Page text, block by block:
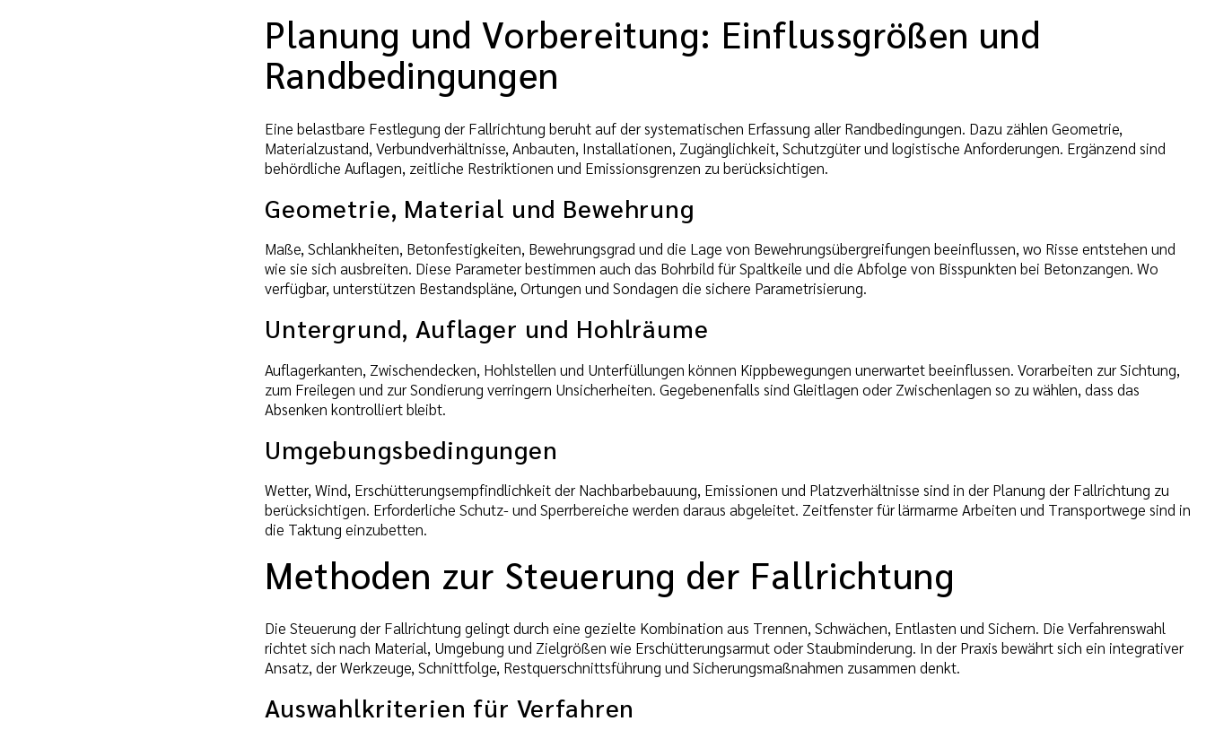
Planung und Vorbereitung: Einflussgrößen und
Randbedingungen
Eine belastbare Festlegung der Fallrichtung beruht auf der systematischen Erfassung aller Randbedingungen. Dazu zählen Geometrie,
Materialzustand, Verbundverhältnisse, Anbauten, Installationen, Zugänglichkeit, Schutzgüter und logistische Anforderungen. Ergänzend sind
behördliche Auflagen, zeitliche Restriktionen und Emissionsgrenzen zu berücksichtigen.
Geometrie, Material und Bewehrung
Maße, Schlankheiten, Betonfestigkeiten, Bewehrungsgrad und die Lage von Bewehrungsübergreifungen beeinflussen, wo Risse entstehen und
wie sie sich ausbreiten. Diese Parameter bestimmen auch das Bohrbild für Spaltkeile und die Abfolge von Bisspunkten bei Betonzangen. Wo
verfügbar, unterstützen Bestandspläne, Ortungen und Sondagen die sichere Parametrisierung.
Untergrund, Auflager und Hohlräume
Auflagerkanten, Zwischendecken, Hohlstellen und Unterfüllungen können Kippbewegungen unerwartet beeinflussen. Vorarbeiten zur Sichtung,
zum Freilegen und zur Sondierung verringern Unsicherheiten. Gegebenenfalls sind Gleitlagen oder Zwischenlagen so zu wählen, dass das
Absenken kontrolliert bleibt.
Umgebungsbedingungen
Wetter, Wind, Erschütterungsempfindlichkeit der Nachbarbebauung, Emissionen und Platzverhältnisse sind in der Planung der Fallrichtung zu
berücksichtigen. Erforderliche Schutz- und Sperrbereiche werden daraus abgeleitet. Zeitfenster für lärmarme Arbeiten und Transportwege sind in
die Taktung einzubetten.
Methoden zur Steuerung der Fallrichtung
Die Steuerung der Fallrichtung gelingt durch eine gezielte Kombination aus Trennen, Schwächen, Entlasten und Sichern. Die Verfahrenswahl
richtet sich nach Material, Umgebung und Zielgrößen wie Erschütterungsarmut oder Staubminderung. In der Praxis bewährt sich ein integrativer
Ansatz, der Werkzeuge, Schnittfolge, Restquerschnittsführung und Sicherungsmaßnahmen zusammen denkt.
Auswahlkriterien für Verfahren